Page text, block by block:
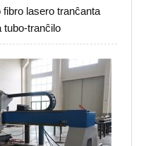
lasero tranĉanta
tubo-tranĉilo